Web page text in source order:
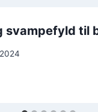
svampefyld til